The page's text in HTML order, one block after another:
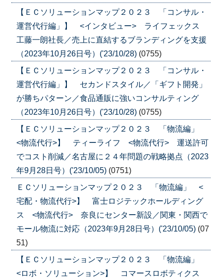
【ＥＣソリューションマップ２０２３ 「コンサル・
運営代行編」】 <インタビュー> ライフェックス
工藤一朗社長／売上に直結するブランディングを支援
（2023年10月26日号）('23/10/28) (0755)
【ＥＣソリューションマップ２０２３ 「コンサル・
運営代行編」】 セカンドスタイル／「ギフト開発」
が勝ちパターン／食品通販に強いコンサルティング
（2023年10月26日号）('23/10/28) (0755)
【ＥＣソリューションマップ２０２３ 「物流編」
<物流代行>】 ティーライフ <物流代行> 運送許可
でコスト削減／名古屋に２４年問題の戦略拠点（2023
年9月28日号）('23/10/05) (0751)
ＥＣソリューションマップ２０２３ 「物流編」 <
宅配・物流代行>】 富士ロジテックホールディング
ス <物流代行> 奈良にセンター新設／関東・関西で
モール物流に対応（2023年9月28日号）('23/10/05) (07
51)
【ＥＣソリューションマップ２０２３ 「物流編」
<ロボ・ソリューション>】 コマースロボティクス